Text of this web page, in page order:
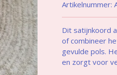
Artikelnummer:
Dit satijnkoord
of combineer
gevulde pols.
en zorgt voor